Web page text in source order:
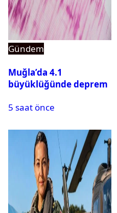
Gündem
Muğla’da 4.1
büyüklüğünde deprem
5 saat önce